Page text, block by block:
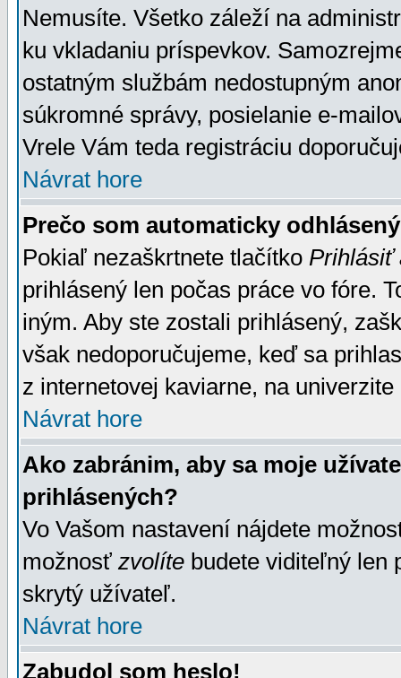
Nemusíte. Všetko záleží na
ku vkladaniu príspevkov.
ostatným službám nedostupným
súkromné správy, posielanie e-
Vrele Vám teda registráciu
Návrat hore
Prečo som automaticky
Pokiaľ nezaškrtnete tlačítko Prihlásiť
prihlásený len počas práce vo fóre.
iným. Aby ste zostali prihlásený,
však nedoporučujeme, keď sa
z internetovej kaviarne, na univerzite
Návrat hore
Ako zabránim, aby sa moje
prihlásených?
Vo Vašom nastavení nájdete
možnosť zvolíte budete viditeľný len
skrytý užívateľ.
Návrat hore
Zabudol som heslo!